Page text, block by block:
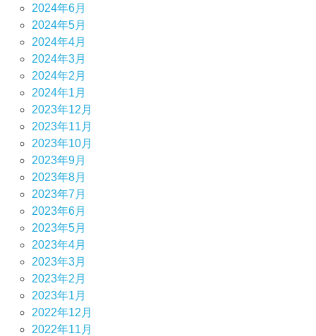
2024年6月
2024年5月
2024年4月
2024年3月
2024年2月
2024年1月
2023年12月
2023年11月
2023年10月
2023年9月
2023年8月
2023年7月
2023年6月
2023年5月
2023年4月
2023年3月
2023年2月
2023年1月
2022年12月
2022年11月